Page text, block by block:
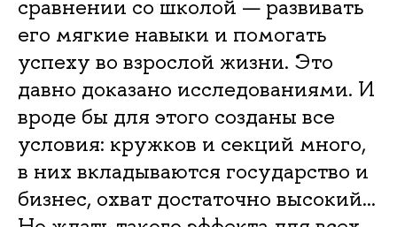
сравнении со школой — развивать
его мягкие навыки и помогать
успеху во взрослой жизни. Это
давно доказано исследованиями. И
вроде бы для этого созданы все
условия: кружков и секций много,
в них вкладываются государство и
бизнес, охват достаточно высокий…